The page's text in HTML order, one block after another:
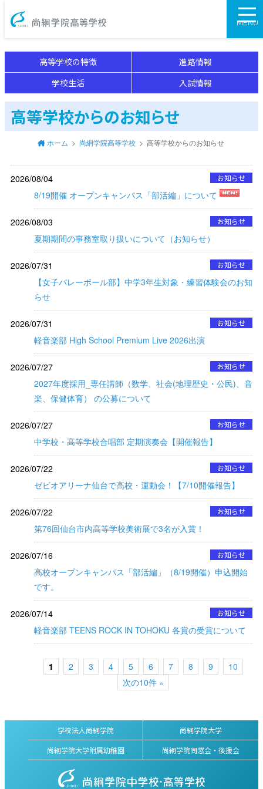
尚絅学院高等学校MENU
高等学校の特徴
進路情報
学校生活
入試情報
高等学校からのお知らせ
ホーム 尚絅学院高等学校 高等学校からのお知らせ
2026/08/04 お知らせ
8/19開催 オープンキャンパス「部活編」について
2026/08/03 お知らせ
夏期期間の事務室取り扱いについて（お知らせ）
2026/07/31 お知らせ
【女子バレーボール部】中学3年生対象・練習体験会のお知
らせ
2026/07/31 お知らせ
軽音楽部 High School Premium Live 2026出演
2026/07/27 お知らせ
2027年度採用_専任講師（数学、社会(地理歴史・公民)、音
楽、保健体育） の公募について
2026/07/27 お知らせ
中学校・高等学校合唱部 定期演奏会【開催報告】
2026/07/22 お知らせ
ゼビオアリーナ仙台で高校・運動会！【7/10開催報告】
2026/07/22 お知らせ
第76回仙台市内高等学校美術展で3名が入賞！
2026/07/16 お知らせ
高校オープンキャンパス「部活編」（8/19開催）申込開始
です。
2026/07/14 お知らせ
軽音楽部 TEENS ROCK IN TOHOKU 各賞の受賞について
1 2 3 4 5 6 7 8 9
10
次の10件 »
学校法人尚絅学院
尚絅学院大学
尚絅学院大学附属幼稚園
尚絅学院同窓会・後援会